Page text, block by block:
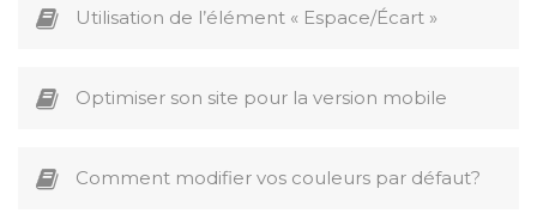
Utilisation de l’élément « Espace/Écart »
Optimiser son site pour la version mobile
Comment modifier vos couleurs par défaut?